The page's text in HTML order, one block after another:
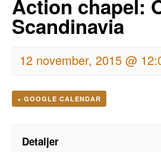
Action chapel:
Scandinavia
12 november, 2015 @
+ GOOGLE CALENDAR
Detaljer